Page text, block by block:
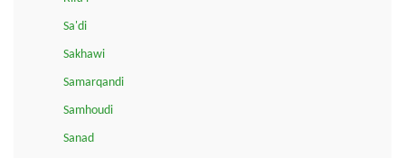
Sa'di
Sakhawi
Samarqandi
Samhoudi
Sanad